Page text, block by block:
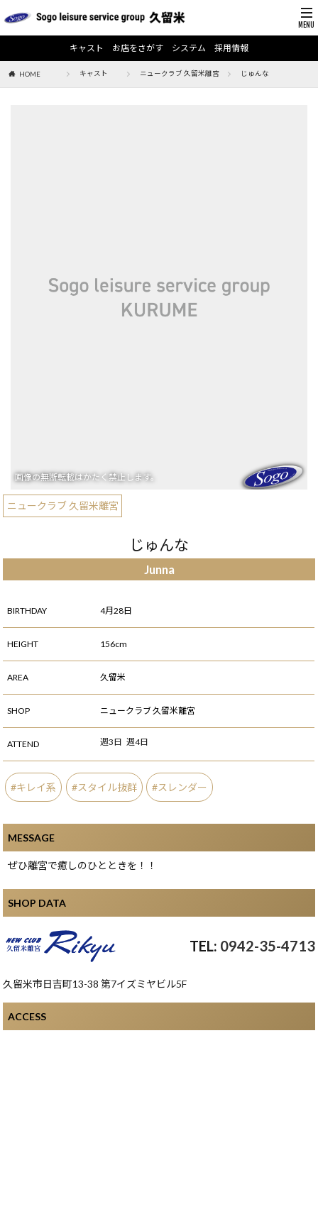
キャスト お店をさがす システム 採用情報
HOME キャスト ニュークラブ 久留米離宮 じゅんな
ニュークラブ 久留米離宮
じゅんな
Junna
BIRTHDAY 4月28日
HEIGHT 156cm
AREA 久留米
SHOP ニュークラブ 久留米離宮
ATTEND 週3日 週4日
キレイ系 スタイル抜群 スレンダー
MESSAGE
ぜひ離宮で癒しのひとときを！！
SHOP DATA
0942-35-4713
久留米市日吉町13-38 第7イズミヤビル5F
ACCESS